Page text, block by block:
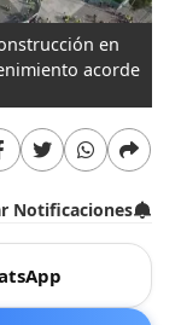
en
acorde
Notificaciones